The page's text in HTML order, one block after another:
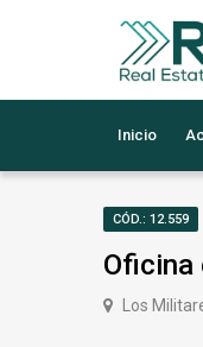
Inicio
CÓD.: 12.559
Oficina
Los